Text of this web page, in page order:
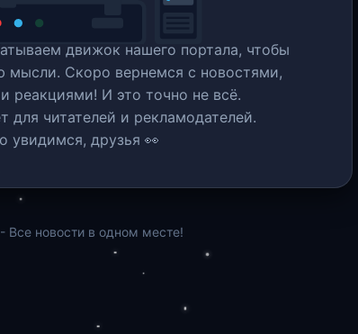
движок нашего портала, чтобы
мысли. Скоро вернемся c новостями,
реакциями! И это точно не всё.
для читателей и рекламодателей.
увидимся, друзья 👀
- Все новости в одном месте!